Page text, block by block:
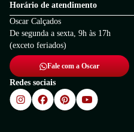
Horário de atendimento
Oscar Calçados
De segunda a sexta, 9h às 17h
(exceto feriados)
Fale com a Oscar
Redes sociais